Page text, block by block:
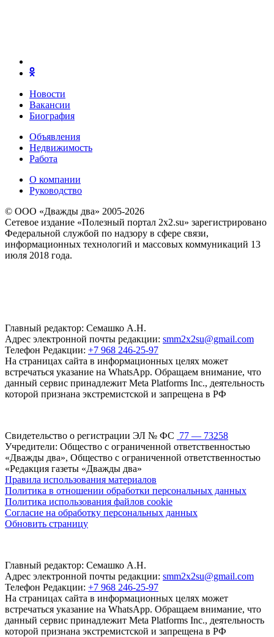
Новости
Вакансии
Биография
Объявления
Недвижимость
Работа
О компании
Руководство
© ООО «Дважды два» 2005-2026
Сетевое издание «Полезный портал 2x2.su» зарегистрировано
Федеральной службой по надзору в сфере связи,
информационных технологий и массовых коммуникаций 13
июля 2018 года.
Главный редактор: Семашко А.Н.
Адрес электронной почты редакции: smm2x2su@gmail.com
Телефон Редакции: +7 968 246-25-97
На страницах сайта в информационных целях может
встречаться указание на WhatsApp. Обращаем внимание, что
данный сервис принадлежит Meta Platforms Inc., деятельность
которой признана экстремистской и запрещена в РФ
Свидетельство о регистрации ЭЛ № ФС 77 — 73258
Учредители: Общество с ограниченной ответственностью
«Дважды два», Общество с ограниченной ответственностью
«Редакция газеты «Дважды два»
Правила использования материалов
Политика в отношении обработки персональных данных
Политика использования файлов cookie
Согласие на обработку персональных данных
Обновить страницу
Главный редактор: Семашко А.Н.
Адрес электронной почты редакции: smm2x2su@gmail.com
Телефон Редакции: +7 968 246-25-97
На страницах сайта в информационных целях может
встречаться указание на WhatsApp. Обращаем внимание, что
данный сервис принадлежит Meta Platforms Inc., деятельность
которой признана экстремистской и запрещена в РФ